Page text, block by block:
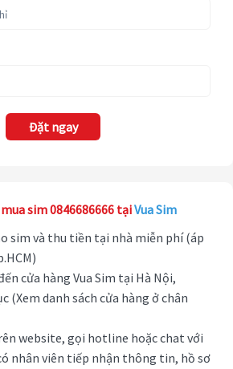
Đặt ngay
sim 0846686666 tạiVua Sim
sim và thu tiền tại nhà miễn phí (áp
cửa hàng Vua Sim tại Hà Nội,
(Xem danh sách cửa hàng ở chân
website, gọi hotline hoặc chat với
nhân viên tiếp nhận thông tin, hồ sơ